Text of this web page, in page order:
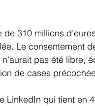
310 millions
Le consentement
pas été libre,
de cases
LinkedIn qui tient en